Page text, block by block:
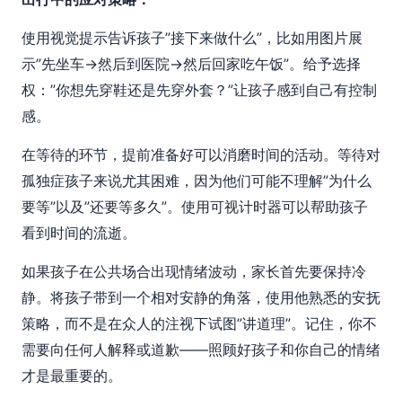
使用视觉提示告诉孩子”接下来做什么”，比如用图片展
示”先坐车→然后到医院→然后回家吃午饭”。给予选择
权：”你想先穿鞋还是先穿外套？”让孩子感到自己有控制
感。
在等待的环节，提前准备好可以消磨时间的活动。等待对
孤独症孩子来说尤其困难，因为他们可能不理解”为什么
要等”以及”还要等多久”。使用可视计时器可以帮助孩子
看到时间的流逝。
如果孩子在公共场合出现情绪波动，家长首先要保持冷
静。将孩子带到一个相对安静的角落，使用他熟悉的安抚
策略，而不是在众人的注视下试图”讲道理”。记住，你不
需要向任何人解释或道歉——照顾好孩子和你自己的情绪
才是最重要的。